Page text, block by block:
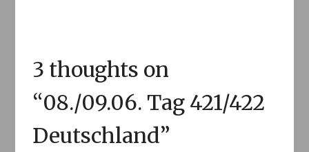
3 thoughts on
“08./09.06. Tag 421/422
Deutschland”